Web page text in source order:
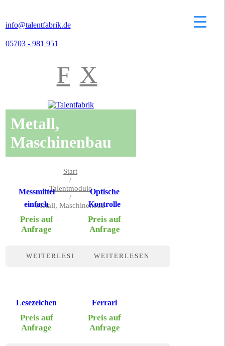
info@talentfabrik.de
05703 - 981 951
F X
Metall,
Maschinenbau
Start
/
Talentmodule
/
Metall, Maschinenbau
Messmittel
einfach
Preis auf
Anfrage
WEITERLESEN
Optische
Kontrolle
Preis auf
Anfrage
WEITERLESEN
Lesezeichen
Preis auf
Anfrage
Ferrari
Preis auf
Anfrage